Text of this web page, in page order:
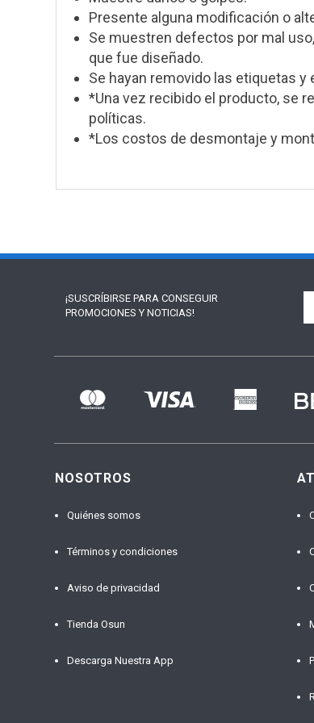
Presente alguna modificación o
Se muestren defectos por mal
que fue diseñado.
Se hayan removido las etiquetas
*Una vez recibido el producto, se
políticas.
*Los costos de desmontaje y
¡SUSCRÍBIRSE PARA CONSEGUIR
PROMOCIONES Y NOTICIAS!
NOSOTROS
Quiénes somos
Términos y condiciones
Aviso de privacidad
Tienda Osun
Descarga Nuestra App